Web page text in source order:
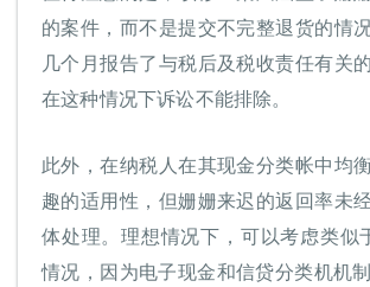
的案件，而不是提交不完整退货的情
几个月报告了与税后及税收责任有关
在这种情况下诉讼不能排除。
此外，在纳税人在其现金分类帐中均
趣的适用性，但姗姗来迟的返回率未
体处理。理想情况下，可以考虑类似
情况，因为电子现金和信贷分类机机